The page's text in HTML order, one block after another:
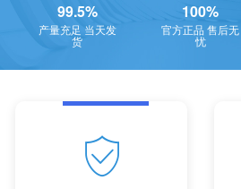
99.5%
产量充足 当天发
货
100%
官方正品 售后无
忧